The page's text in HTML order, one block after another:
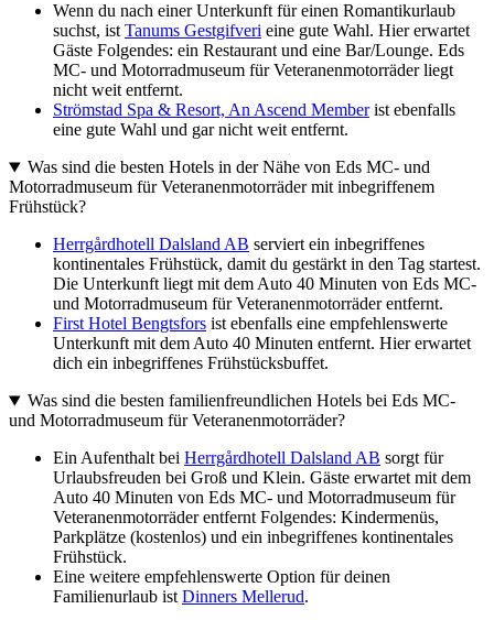
Wenn du nach einer Unterkunft für einen Romantikurlaub
suchst, ist Tanums Gestgifveri eine gute Wahl. Hier erwartet
Gäste Folgendes: ein Restaurant und eine Bar/Lounge. Eds
MC- und Motorradmuseum für Veteranenmotorräder liegt
nicht weit entfernt.
Strömstad Spa & Resort, An Ascend Memberist ebenfalls
eine gute Wahl und gar nicht weit entfernt.
Was sind die besten Hotels in der Nähe von Eds MC- und
Motorradmuseum für Veteranenmotorräder mit inbegriffenem
Frühstück?
Herrgårdhotell Dalsland AB serviert ein inbegriffenes
kontinentales Frühstück, damit du gestärkt in den Tag startest.
Die Unterkunft liegt mit dem Auto 40 Minuten von Eds MC-
und Motorradmuseum für Veteranenmotorräder entfernt.
First Hotel Bengtsfors ist ebenfalls eine empfehlenswerte
Unterkunft mit dem Auto 40 Minuten entfernt. Hier erwartet
dich ein inbegriffenes Frühstücksbuffet.
Was sind die besten familienfreundlichen Hotels bei Eds MC-
und Motorradmuseum für Veteranenmotorräder?
Ein Aufenthalt bei Herrgårdhotell Dalsland AB sorgt für
Urlaubsfreuden bei Groß und Klein. Gäste erwartet mit dem
Auto 40 Minuten von Eds MC- und Motorradmuseum für
Veteranenmotorräder entfernt Folgendes: Kindermenüs,
Parkplätze (kostenlos) und ein inbegriffenes kontinentales
Frühstück.
Eine weitere empfehlenswerte Option für deinen
Familienurlaub ist Dinners Mellerud.